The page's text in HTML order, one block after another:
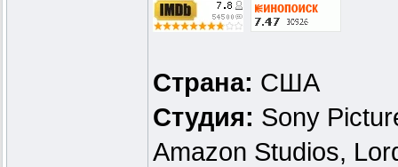
Страна: США
Студия: Sony
Amazon Studios,